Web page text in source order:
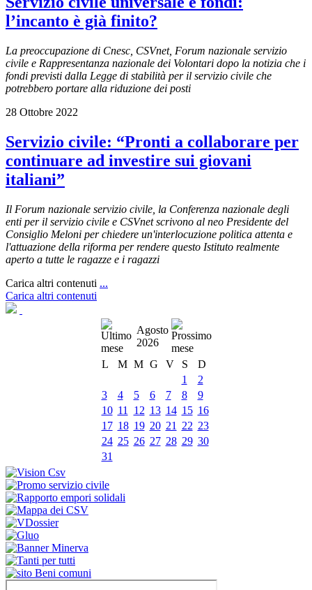
l’incanto è già finito?
La preoccupazione di Cnesc, CSVnet, Forum nazionale servizio
civile e Rappresentanza nazionale dei Volontari dopo la notizia che i
fondi previsti dalla Legge di stabilità per il servizio civile che
potrebbero portare alla riduzione dei posti
28 Ottobre 2022
Servizio civile: “Pronti a collaborare per
continuare ad investire sui giovani
italiani”
Il Forum nazionale servizio civile, la Conferenza nazionale degli
enti per il servizio civile e CSVnet scrivono al neo Presidente del
Consiglio Meloni per chiedere un'interlocuzione politica attenta e
l'attuazione della riforma per rendere questo Istituto realmente
aperto a tutte le ragazze e i ragazzi
Carica altri contenuti ...
Carica altri contenuti
Agosto
2026
L
M M G V S
D
1
2
3
4 5 6 7 8
9
10 11 12 13 14 15 16
17 18 19 20 21 22 23
24 25 26 27 28 29 30
31